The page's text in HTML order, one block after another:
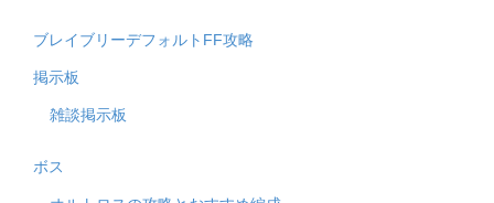
ブレイブリーデフォルトFF攻略
掲示板
雑談掲示板
ボス